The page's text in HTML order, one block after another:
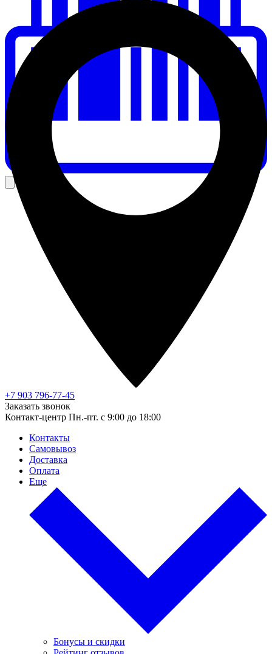
+7 903 796-77-45
Заказать звонок
Контакт-центр Пн.-пт. с 9:00 до 18:00
Контакты
Самовывоз
Доставка
Оплата
Еще
Бонусы и скидки